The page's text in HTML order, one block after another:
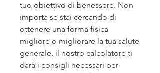
tuo obiettivo di benessere. Non
importa se stai cercando di
ottenere una forma fisica
migliore o migliorare la tua salute
generale, il nostro calcolatore ti
darà i consigli necessari per